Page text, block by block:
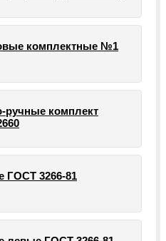
комплектные №1
ручные комплект
ГОСТ 3266-81